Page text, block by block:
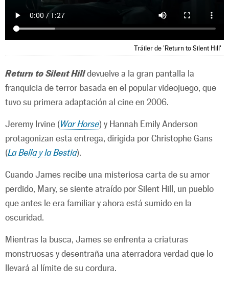
Tráiler de 'Return to Silent Hill'
Return to Silent Hilldevuelve a la gran pantalla la
franquicia de terror basada en el popular videojuego, que
tuvo su primera adaptación al cine en 2006.
Jeremy Irvine (War Horse) y Hannah Emily Anderson
protagonizan esta entrega, dirigida por Christophe Gans
(La Bella y la Bestia).
Cuando James recibe una misteriosa carta de su amor
perdido, Mary, se siente atraído por Silent Hill, un pueblo
que antes le era familiar y ahora está sumido en la
oscuridad.
Mientras la busca, James se enfrenta a criaturas
monstruosas y desentraña una aterradora verdad que lo
llevará al límite de su cordura.